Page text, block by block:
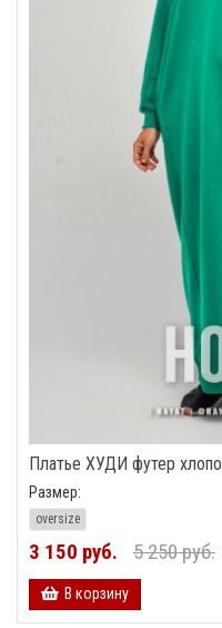
Платье ХУДИ футер
Размер:
oversize
3 150 руб. 5 250 руб.
В корзину